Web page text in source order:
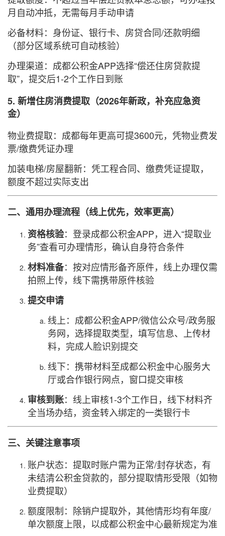
月自动冲抵，无需每月手动申请
必备材料：身份证、银行卡、房贷合同/还款明细
（部分区域系统可自动核验）
办理渠道：成都公积金APP选择“偿还住房贷款提
取”，提交后1-2个工作日到账
5. 新增住房消费提取（2026年新政，补充应急资
金）
物业费提取：成都每年更高可提3600元，凭物业费发
票/缴费凭证办理
加装电梯/房屋翻新：凭工程合同、缴费凭证提取，
额度不超过实际支出
二、通用办理流程（线上优先，效率更高）
资格核验：登录成都公积金APP，进入“提取业
务”查看可办理情形，确认自身符合条件
材料准备：按对应情形备齐原件，线上办理仅需
拍照上传，线下需携带原件核验
提交申请
线上：成都公积金APP/微信公众号/政务服
务网，选择提取类型，填写信息、上传材
料，完成人脸识别提交
线下：携带材料至成都公积金中心服务大
厅或合作银行网点，窗口提交审核
审核到账：线上审核1-3个工作日，线下材料齐
全当场办结，资金转入绑定的一类银行卡
三、关键注意事项
账户状态：提取时账户需为正常/封存状态，有
未结清公积金贷款的，部分提取情形受限（如物
业费提取）
额度限制：除销户提取外，其他情形均有年度/
单次额度上限，以成都公积金中心最新规定为准